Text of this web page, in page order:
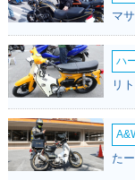
ハ
リ
た